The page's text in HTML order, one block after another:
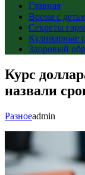
Главная
Время с
Секреты
Кулинарные
Здоровый
Курс
назвали
Разноеadmin